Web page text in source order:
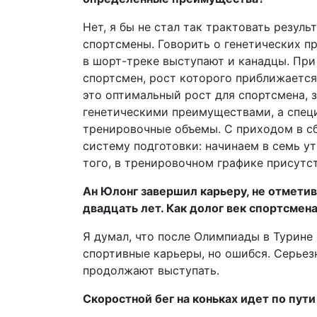
Нет, я бы не стал так трактовать
спортсмены. Говорить о генетических
в шорт-треке выступают и канадцы.
спортсмен, рост которого
это оптимальный рост для
генетическими преимуществами, а
тренировочные объемы. С приходом в
систему подготовки: начинаем в семь
того, в тренировочном графике
Ан Юлонг завершил карьеру, не
двадцать лет. Как долог век
Я думал, что после Олимпиады в Турине
спортивные карьеры, но ошибся.
продолжают выступать.
Скоростной бег на коньках идет по